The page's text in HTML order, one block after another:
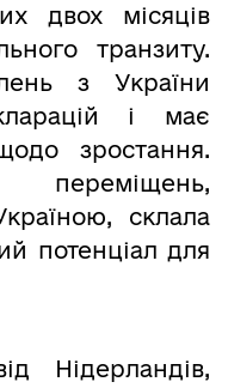
двох місяців
транзиту.
з України
і має
зростання.
переміщень,
склала
потенціал для
Нідерландів,